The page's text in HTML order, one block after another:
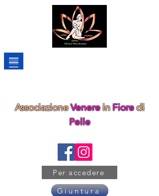
AssociazioneVenereinFioredi
Pelle
Per accedere
Giuntura